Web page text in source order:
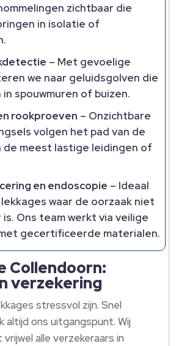
zichtbaar die
in isolatie of
– Met gevoelige
we naar geluidsgolven die
in spouwmuren of buizen.​
rookproeven – Onzichtbare
volgen het pad van de
de meest lastige leidingen of
en endoscopie – Ideaal
waar de oorzaak niet
Ons team werkt via veilige
gecertificeerde materialen.​
Collendoorn:
verzekering
stressvol zijn.​ Snel
altijd ons uitgangspunt.​ Wij
alle verzekeraars in